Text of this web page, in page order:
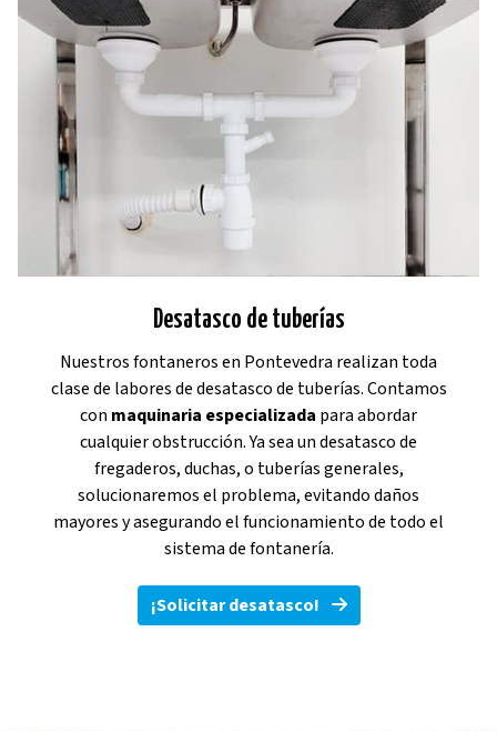
Desatasco de tuberías
Nuestros fontaneros en Pontevedra realizan toda
clase de labores de desatasco de tuberías. Contamos
con maquinaria especializada para abordar
cualquier obstrucción. Ya sea un desatasco de
fregaderos, duchas, o tuberías generales,
solucionaremos el problema, evitando daños
mayores y asegurando el funcionamiento de todo el
sistema de fontanería.
¡Solicitar desatasco!